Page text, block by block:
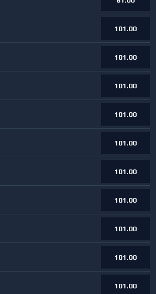
101.00
101.00
101.00
101.00
101.00
101.00
101.00
101.00
101.00
101.00